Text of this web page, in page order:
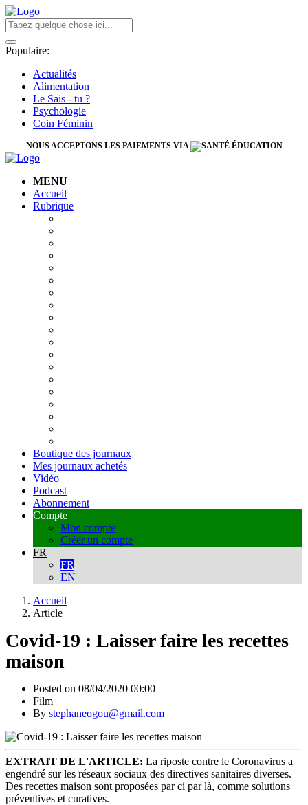
Populaire:
Actualités
Alimentation
Le Sais - tu ?
Psychologie
Coin Féminin
NOUS ACCEPTONS LES PAIEMENTS VIA
MENU
Accueil
Rubrique
Boutique des journaux
Mes journaux achetés
Vidéo
Podcast
Abonnement
Compte
Mon compte
Créer un compte
FR
FR
EN
Accueil
Article
Covid-19 : Laisser faire les recettes
maison
Posted on 08/04/2020 00:00
Film
By stephaneogou@gmail.com
EXTRAIT DE L'ARTICLE: La riposte contre le Coronavirus a
engendré sur les réseaux sociaux des directives sanitaires diverses.
Des recettes maison sont proposées par ci par là, comme solutions
préventives et curatives.